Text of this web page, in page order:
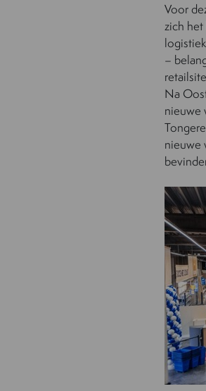
Voor
zich
–
Na
nieuwe
nieuwe